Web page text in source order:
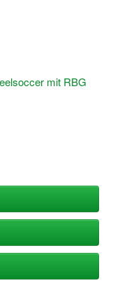
/ "Bewegt gesund
mit RBG